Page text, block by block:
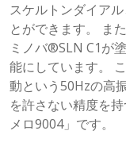
スケルトンダイア
とができます。 ま
ミノバ®SLN C1が
能にしています。
動という50Hzの高
を許さない精度を
メロ9004」です。